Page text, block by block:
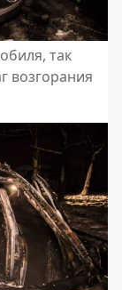
так
возгорания